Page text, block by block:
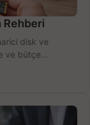
Rehberi
disk ve
ve bütçe